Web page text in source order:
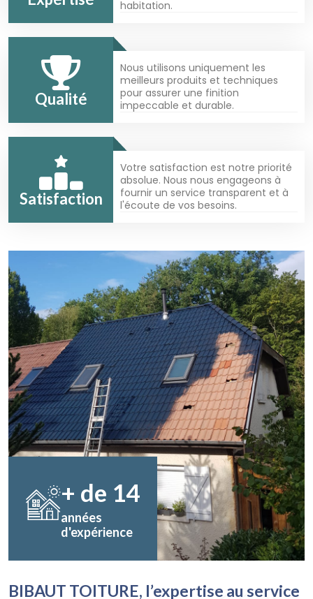
habitation.
Qualité
Nous utilisons uniquement les
meilleurs produits et techniques
pour assurer une finition
impeccable et durable.
Satisfaction
Votre satisfaction est notre priorité
absolue. Nous nous engageons à
fournir un service transparent et à
l'écoute de vos besoins.
+ de 14
années
d'expérience
BIBAUT TOITURE, l’expertise au service